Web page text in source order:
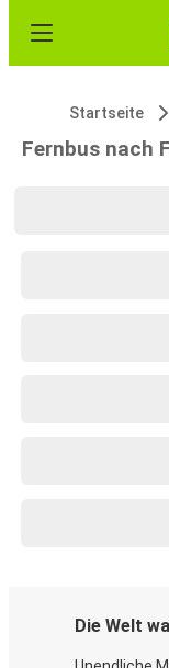
Startseite
Fernbus nach
Die Welt